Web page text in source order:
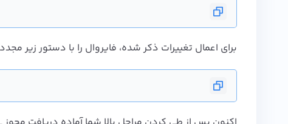
برای اعمال تغییرات ذکر شده، فایروال را با دستور زیر